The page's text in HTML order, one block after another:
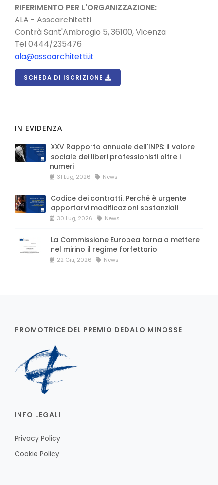
RIFERIMENTO PER L'ORGANIZZAZIONE:
ALA - Assoarchitetti
Contrà Sant'Ambrogio 5, 36100, Vicenza
Tel 0444/235476
ala@assoarchitetti.it
SCHEDA DI ISCRIZIONE
IN EVIDENZA
XXV Rapporto annuale dell'INPS: il valore
sociale dei liberi professionisti oltre i
numeri
31 Lug, 2026 News
Codice dei contratti. Perché è urgente
apportarvi modificazioni sostanziali
30 Lug, 2026 News
La Commissione Europea torna a mettere
nel mirino il regime forfettario
22 Giu, 2026 News
PROMOTRICE DEL PREMIO DEDALO MINOSSE
INFO LEGALI
Privacy Policy
Cookie Policy